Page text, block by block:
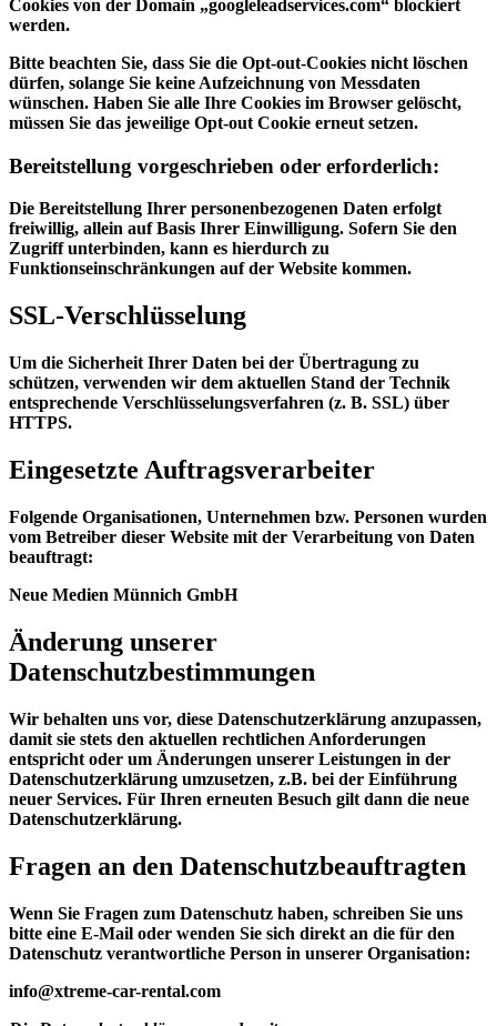
Cookies von der Domain „googleleadservices.com“ blockiert
werden.
Bitte beachten Sie, dass Sie die Opt-out-Cookies nicht löschen
dürfen, solange Sie keine Aufzeichnung von Messdaten
wünschen. Haben Sie alle Ihre Cookies im Browser gelöscht,
müssen Sie das jeweilige Opt-out Cookie erneut setzen.
Bereitstellung vorgeschrieben oder erforderlich:
Die Bereitstellung Ihrer personenbezogenen Daten erfolgt
freiwillig, allein auf Basis Ihrer Einwilligung. Sofern Sie den
Zugriff unterbinden, kann es hierdurch zu
Funktionseinschränkungen auf der Website kommen.
SSL-Verschlüsselung
Um die Sicherheit Ihrer Daten bei der Übertragung zu
schützen, verwenden wir dem aktuellen Stand der Technik
entsprechende Verschlüsselungsverfahren (z. B. SSL) über
HTTPS.
Eingesetzte Auftragsverarbeiter
Folgende Organisationen, Unternehmen bzw. Personen wurden
vom Betreiber dieser Website mit der Verarbeitung von Daten
beauftragt:
Neue Medien Münnich GmbH
Änderung unserer
Datenschutzbestimmungen
Wir behalten uns vor, diese Datenschutzerklärung anzupassen,
damit sie stets den aktuellen rechtlichen Anforderungen
entspricht oder um Änderungen unserer Leistungen in der
Datenschutzerklärung umzusetzen, z.B. bei der Einführung
neuer Services. Für Ihren erneuten Besuch gilt dann die neue
Datenschutzerklärung.
Fragen an den Datenschutzbeauftragten
Wenn Sie Fragen zum Datenschutz haben, schreiben Sie uns
bitte eine E-Mail oder wenden Sie sich direkt an die für den
Datenschutz verantwortliche Person in unserer Organisation:
info@xtreme-car-rental.com